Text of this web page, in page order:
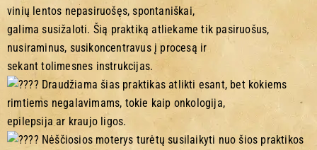
vinių lentos nepasiruošęs, spontaniškai,
galima susižaloti. Šią praktiką atliekame tik pasiruošus,
nusiraminus, susikoncentravus į procesą ir
sekant tolimesnes instrukcijas.
Draudžiama šias praktikas atlikti esant, bet kokiems
rimtiems negalavimams, tokie kaip onkologija,
epilepsija ar kraujo ligos.
Nėščiosios moterys turėtų susilaikyti nuo šios praktikos